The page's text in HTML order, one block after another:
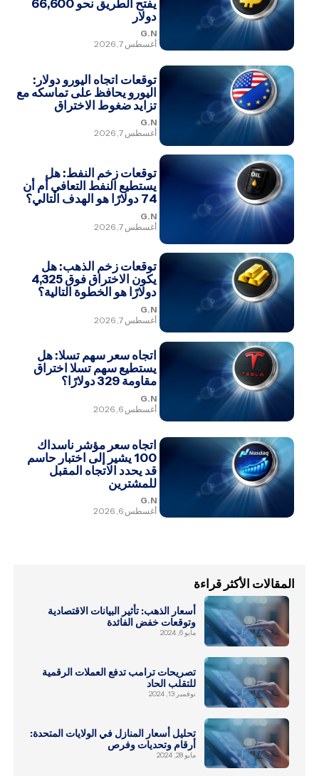
يفتح الطريق نحو 66,600
دولار
G.N
أغسطس 7, 2026
توقعات اتجاه اليورو دولار:
اليورو يحافظ على تماسكه مع
تزايد ضغوط الاختراق
G.N
أغسطس 7, 2026
توقعات زخم النفط: هل
يستطيع النفط التعافي أم أن
74 دولارًا هو الهدف التالي؟
G.N
أغسطس 7, 2026
توقعات زخم الذهب: هل
يكون الاختراق فوق 4,325
دولارًا هو الخطوة التالية؟
G.N
أغسطس 7, 2026
اتجاه سعر سهم تسلا: هل
يستطيع سهم تسلا اختراق
مقاومة 329 دولارًا؟
G.N
أغسطس 6, 2026
اتجاه سعر مؤشر ناسداك
100 يشير إلى اختبار حاسم
قد يحدد الاتجاه المقبل
للمشترين
G.N
أغسطس 6, 2026
المقالات الأكثر قراءة
أسعار الذهب: تأثير البيانات الاقتصادية
وتوقعات خفض الفائدة
مايو 6, 2024
تصريحات ترامب تدفع العملات الرقمية
للتقلب الحاد
نوفمبر 13, 2024
تحليل أسعار المنازل في الولايات المتحدة:
أرقام وتحديات وفرص
مايو 28, 2024